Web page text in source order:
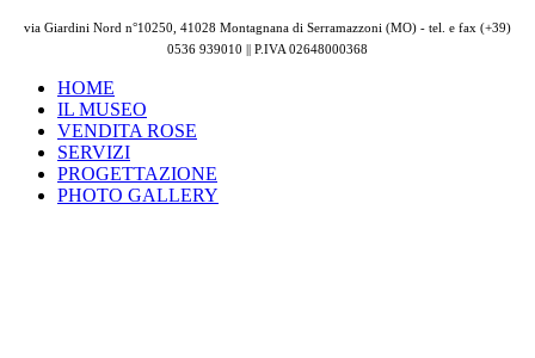
via Giardini Nord n°10250, 41028 Montagnana di Serramazzoni (MO) - tel. e fax (+39)
0536 939010 || P.IVA 02648000368
HOME
IL MUSEO
VENDITA ROSE
SERVIZI
PROGETTAZIONE
PHOTO GALLERY